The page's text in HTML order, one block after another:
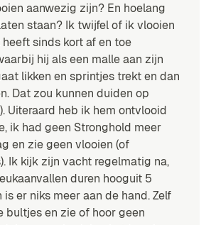
aanwezig zijn? En hoelang
staan? Ik twijfel of ik vlooien
heeft sinds kort af en toe
hij als een malle aan zijn
likken en sprintjes trekt en dan
Dat zou kunnen duiden op
Uiteraard heb ik hem ontvlooid
ik had geen Stronghold meer
en zie geen vlooien (of
Ik kijk zijn vacht regelmatig na,
duren hooguit 5
er niks meer aan de hand. Zelf
bultjes en zie of hoor geen